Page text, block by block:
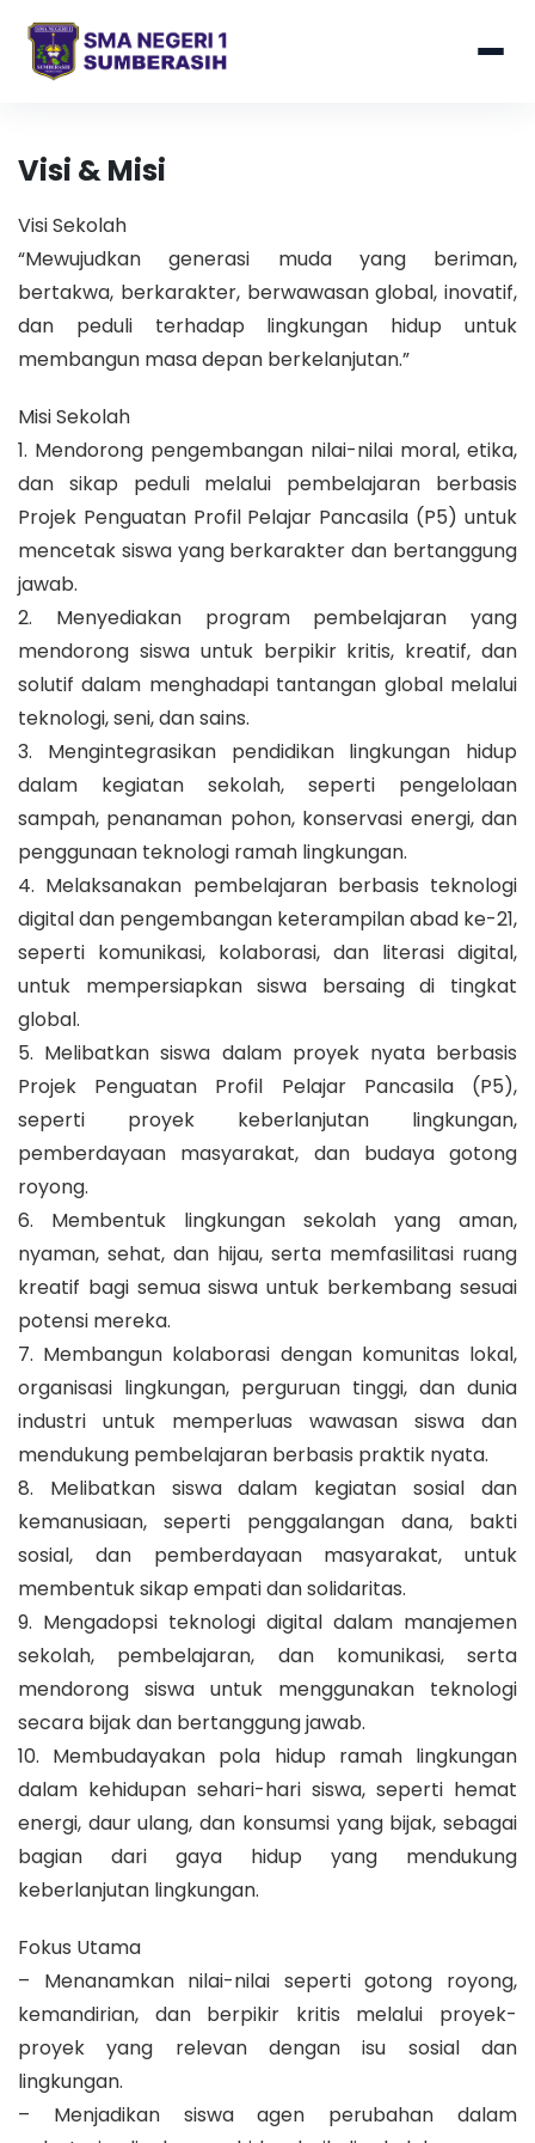
Visi & Misi
Visi Sekolah
“Mewujudkan generasi muda yang beriman,
bertakwa, berkarakter, berwawasan global, inovatif,
dan peduli terhadap lingkungan hidup untuk
membangun masa depan berkelanjutan.”
Misi Sekolah
1. Mendorong pengembangan nilai-nilai moral, etika,
dan sikap peduli melalui pembelajaran berbasis
Projek Penguatan Profil Pelajar Pancasila (P5) untuk
mencetak siswa yang berkarakter dan bertanggung
jawab.
2. Menyediakan program pembelajaran yang
mendorong siswa untuk berpikir kritis, kreatif, dan
solutif dalam menghadapi tantangan global melalui
teknologi, seni, dan sains.
3. Mengintegrasikan pendidikan lingkungan hidup
dalam kegiatan sekolah, seperti pengelolaan
sampah, penanaman pohon, konservasi energi, dan
penggunaan teknologi ramah lingkungan.
4. Melaksanakan pembelajaran berbasis teknologi
digital dan pengembangan keterampilan abad ke-21,
seperti komunikasi, kolaborasi, dan literasi digital,
untuk mempersiapkan siswa bersaing di tingkat
global.
5. Melibatkan siswa dalam proyek nyata berbasis
Projek Penguatan Profil Pelajar Pancasila (P5),
seperti proyek keberlanjutan lingkungan,
pemberdayaan masyarakat, dan budaya gotong
royong.
6. Membentuk lingkungan sekolah yang aman,
nyaman, sehat, dan hijau, serta memfasilitasi ruang
kreatif bagi semua siswa untuk berkembang sesuai
potensi mereka.
7. Membangun kolaborasi dengan komunitas lokal,
organisasi lingkungan, perguruan tinggi, dan dunia
industri untuk memperluas wawasan siswa dan
mendukung pembelajaran berbasis praktik nyata.
8. Melibatkan siswa dalam kegiatan sosial dan
kemanusiaan, seperti penggalangan dana, bakti
sosial, dan pemberdayaan masyarakat, untuk
membentuk sikap empati dan solidaritas.
9. Mengadopsi teknologi digital dalam manajemen
sekolah, pembelajaran, dan komunikasi, serta
mendorong siswa untuk menggunakan teknologi
secara bijak dan bertanggung jawab.
10. Membudayakan pola hidup ramah lingkungan
dalam kehidupan sehari-hari siswa, seperti hemat
energi, daur ulang, dan konsumsi yang bijak, sebagai
bagian dari gaya hidup yang mendukung
keberlanjutan lingkungan.
Fokus Utama
– Menanamkan nilai-nilai seperti gotong royong,
kemandirian, dan berpikir kritis melalui proyek-
proyek yang relevan dengan isu sosial dan
lingkungan.
– Menjadikan siswa agen perubahan dalam